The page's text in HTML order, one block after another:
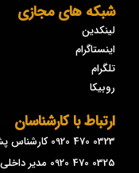
شبکه های مجازی
لینکدین
اینستاگرام
تلگرام
روبیکا
ارتباط با کارشناسان
0323 470 0920 کارشناس پشتیبانی دستگاه
0325 470 0920 مدیر داخلی